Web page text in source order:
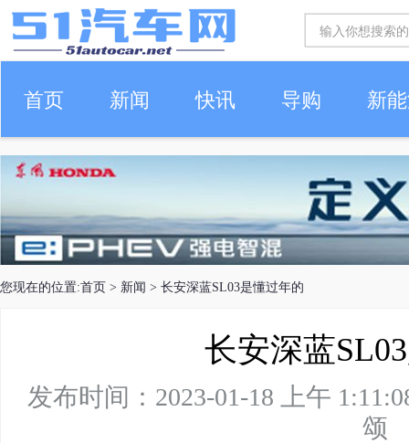
首页 新闻 快讯 导购 新
车生活
您现在的位置:首页 > 新闻 > 长安深蓝SL03是懂过年的
长安深蓝
发布时间：2023-01-18 上午